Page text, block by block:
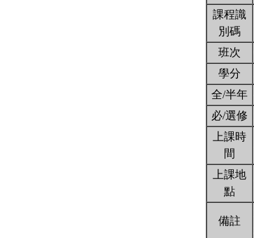
課程識
別碼
班次
學分
全/半年
必/選修
上課時
間
上課地
點
備註